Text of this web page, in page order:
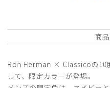
購入確認済み
商
Ron Herman × Classicoの10
して、限定カラーが登場。